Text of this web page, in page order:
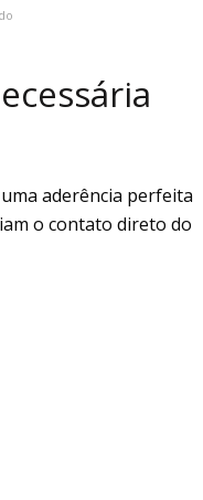
aderência perfeita
o contato direto do